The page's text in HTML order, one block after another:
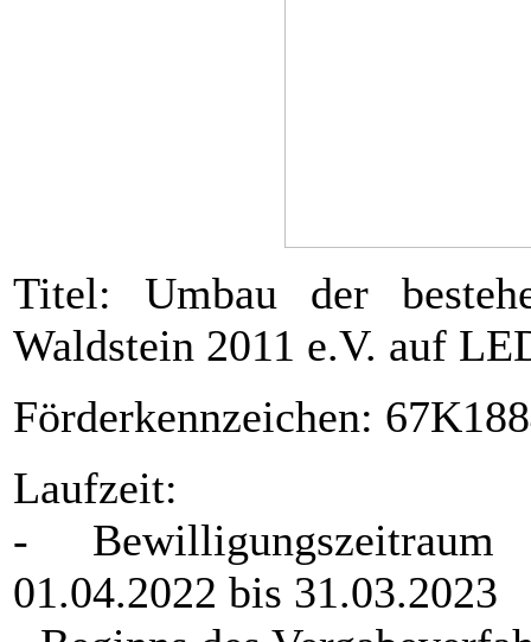
Titel: Umbau der
Waldstein 2011 e.V. auf
Förderkennzeichen:
Laufzeit:
- Bewilligungszeitraum
01.04.2022 bis 31.03.2023